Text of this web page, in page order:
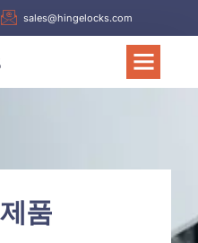
sales@hingelocks.com
품